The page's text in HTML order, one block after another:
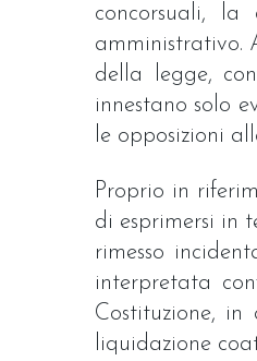
concorsuali,
amministrativo.
della legge,
innestano solo
le opposizioni
Proprio in
di esprimersi in
rimesso
interpretata
Costituzione,
liquidazione